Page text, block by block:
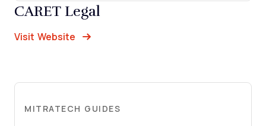
CARET Legal
Visit Website Opens New Window
MITRATECH GUIDES